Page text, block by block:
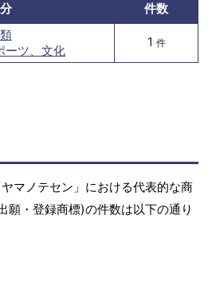
件数
ーツ、文化
1 件
マノテセン」における代表的な商
願・登録商標)の件数は以下の通り